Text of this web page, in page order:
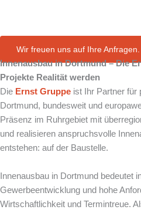
Wir freuen uns auf Ihre Anfragen.
Innenausbau in Dortmund – Die
Projekte Realität werden
Die Ernst Gruppe ist Ihr Partner für
Dortmund, bundesweit und
Präsenz im Ruhrgebiet mit
und realisieren anspruchsvolle
entstehen: auf der Baustelle.
Innenausbau in Dortmund bedeutet
Gewerbeentwicklung und hohe
Wirtschaftlichkeit und Termintreue.